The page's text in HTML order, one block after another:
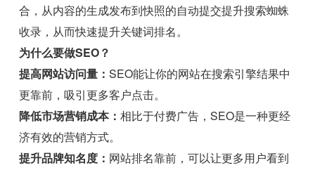
合，从内容的生成发布到快照的自动提交提升搜索蜘蛛
收录，从而快速提升关键词排名。
为什么要做SEO？
提高网站访问量：SEO能让你的网站在搜索引擎结果中
更靠前，吸引更多客户点击。
降低市场营销成本：相比于付费广告，SEO是一种更经
济有效的营销方式。
提升品牌知名度： 网站排名靠前，可以让更多用户看到